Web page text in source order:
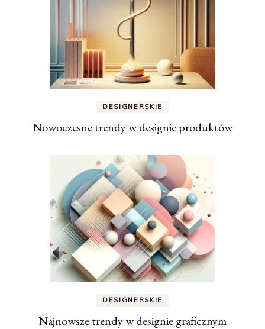
DESIGNERSKIE
Nowoczesne trendy w designie produktów
DESIGNERSKIE
Najnowsze trendy w designie graficznym